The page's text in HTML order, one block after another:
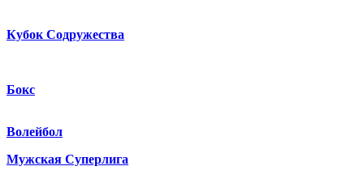
Кубок Содружества
Бокс
Волейбол
Мужская Суперлига